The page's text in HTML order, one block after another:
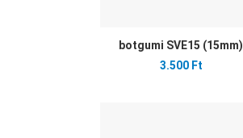
botgumi SVE15 (15mm)
3.500 Ft